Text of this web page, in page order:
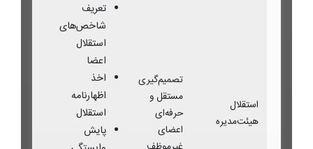
استقلال
هیئت‌مدیره
تصمیم‌گیری
مستقل و
حرفه‌ای
اعضای
تعریف
شاخص‌های
استقلال
اعضا
اخذ
اظهارنامه
استقلال
پایش